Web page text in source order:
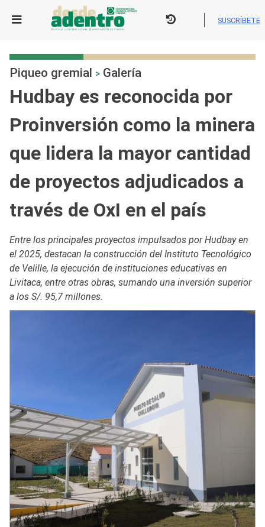
SUSCRÍBETE
Piqueo gremial > Galería
Hudbay es reconocida por
Proinversión como la minera
que lidera la mayor cantidad
de proyectos adjudicados a
través de OxI en el país
Entre los principales proyectos impulsados por Hudbay en
el 2025, destacan la construcción del Instituto Tecnológico
de Velille, la ejecución de instituciones educativas en
Livitaca, entre otras obras, sumando una inversión superior
a los S/. 95,7 millones.